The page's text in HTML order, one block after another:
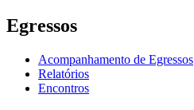
Egressos
Acompanhamento de Egressos
Relatórios
Encontros